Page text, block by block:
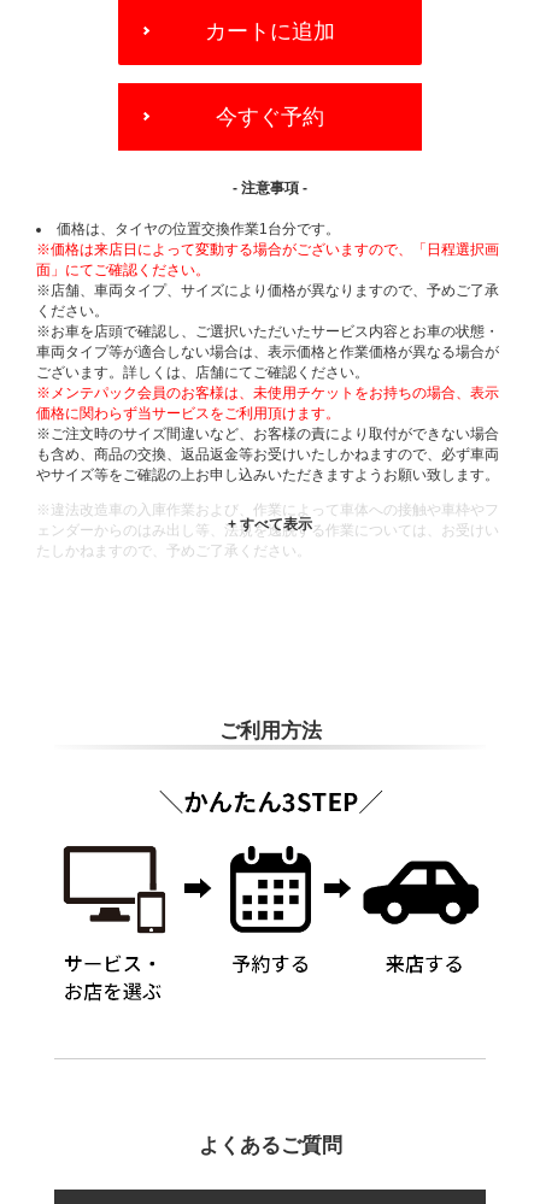
OPTIONS
カートに追加
今すぐ予約
- 注意事項 -
価格は、タイヤの位置交換作業1台分です。
※価格は来店日によって変動する場合がございますので、「日程選択画
面」にてご確認ください。
※店舗、車両タイプ、サイズにより価格が異なりますので、予めご了承
ください。
※お車を店頭で確認し、ご選択いただいたサービス内容とお車の状態・
車両タイプ等が適合しない場合は、表示価格と作業価格が異なる場合が
ございます。詳しくは、店舗にてご確認ください。
※メンテパック会員のお客様は、未使用チケットをお持ちの場合、表示
価格に関わらず当サービスをご利用頂けます。
※ご注文時のサイズ間違いなど、お客様の責により取付ができない場合
も含め、商品の交換、返品返金等お受けいたしかねますので、必ず車両
やサイズ等をご確認の上お申し込みいただきますようお願い致します。
※違法改造車の入庫作業および、作業によって車体への接触や車枠やフ
ェンダーからのはみ出し等、法規を逸脱する作業については、お受けい
たしかねますので、予めご了承ください。
ご利用方法
よくあるご質問